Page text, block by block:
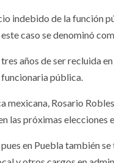
indebido de la función
caso se denominó
años de ser recluida
pública.
Rosario
las próximas elecciones
en Puebla también
reduce a
el tiempo
dedicado
lavado de